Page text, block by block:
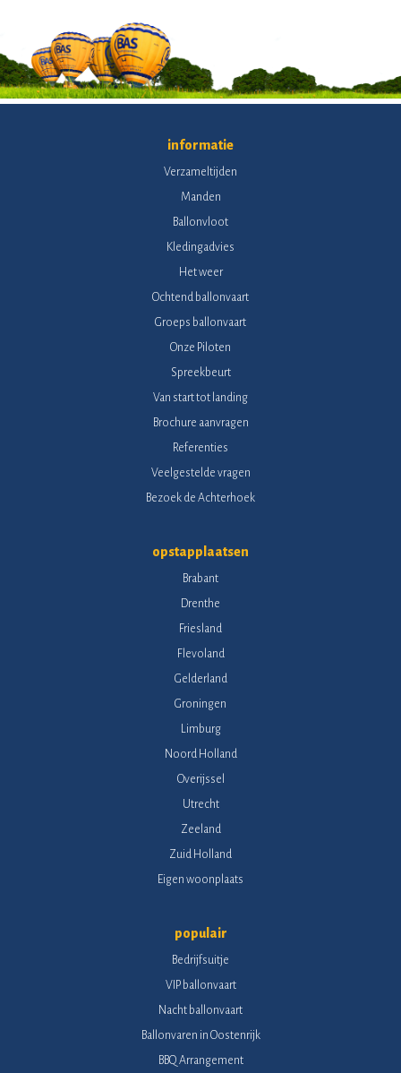
informatie
Verzameltijden
Manden
Ballonvloot
Kledingadvies
Het weer
Ochtend ballonvaart
Groeps ballonvaart
Onze Piloten
Spreekbeurt
Van start tot landing
Brochure aanvragen
Referenties
Veelgestelde vragen
Bezoek de Achterhoek
opstapplaatsen
Brabant
Drenthe
Friesland
Flevoland
Gelderland
Groningen
Limburg
Noord Holland
Overijssel
Utrecht
Zeeland
Zuid Holland
Eigen woonplaats
populair
Bedrijfsuitje
VIP ballonvaart
Nacht ballonvaart
Ballonvaren in Oostenrijk
BBQ Arrangement